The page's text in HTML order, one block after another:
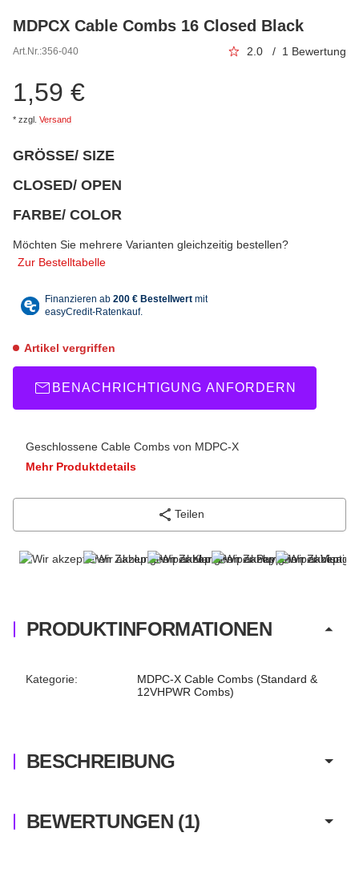
MDPCX Cable Combs 16 Closed Black
Art.Nr.:356-040 2.0 / 1 Bewertung
1,59 €
* zzgl. Versand
GRÖSSE/ SIZE
CLOSED/ OPEN
FARBE/ COLOR
Möchten Sie mehrere Varianten gleichzeitig bestellen?
Zur Bestelltabelle
Artikel vergriffen
BENACHRICHTIGUNG ANFORDERN
Geschlossene Cable Combs von MDPC-X
Mehr Produktdetails
Teilen
PRODUKTINFORMATIONEN
Produkteigenschaft
Wert
Kategorie:
MDPC-X Cable Combs (Standard &
12VHPWR Combs)
BESCHREIBUNG
BEWERTUNGEN (1)